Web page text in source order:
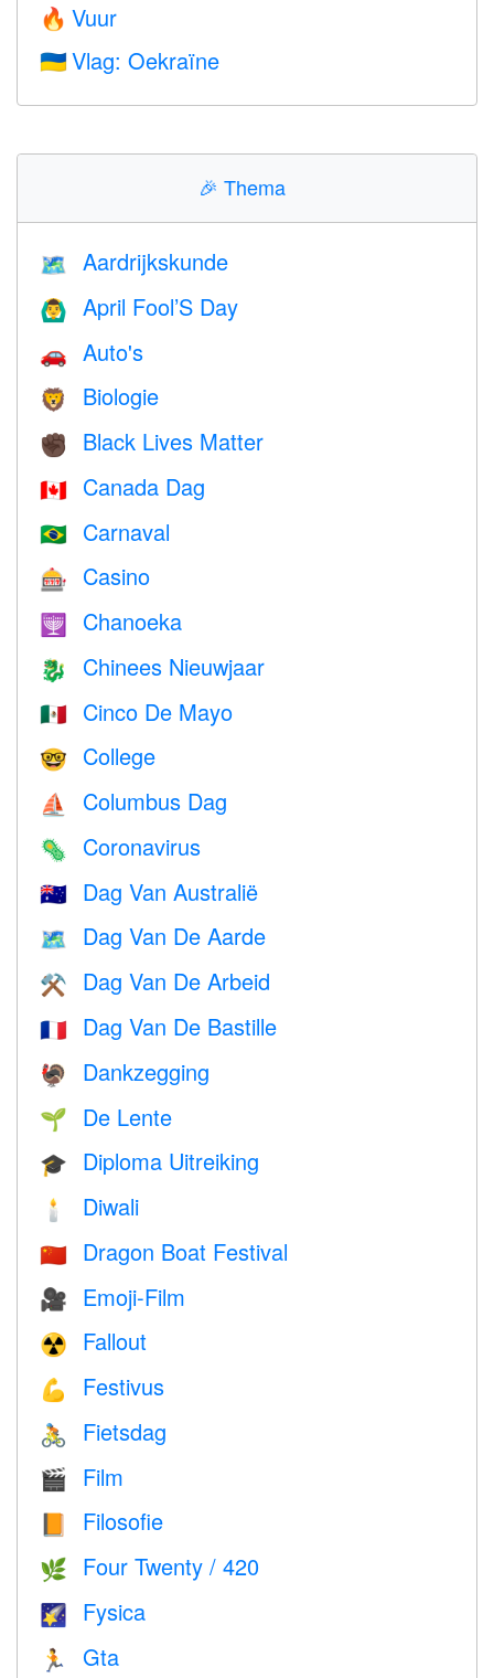
🔥 Vuur
🇺🇦 Vlag: Oekraïne
🎉 Thema
🗺 Aardrijkskunde
🙆‍♂️ April Fool’S Day
🚗 Auto's
🦁 Biologie
✊🏿 Black Lives Matter
🇨🇦 Canada Dag
🇧🇷 Carnaval
🎰 Casino
🕎 Chanoeka
🐉 Chinees Nieuwjaar
🇲🇽 Cinco De Mayo
🤓 College
⛵️ Columbus Dag
🦠 Coronavirus
🇦🇺 Dag Van Australië
🗺️ Dag Van De Aarde
⚒️ Dag Van De Arbeid
🇫🇷 Dag Van De Bastille
🦃 Dankzegging
🌱 De Lente
🎓 Diploma Uitreiking
🕯 Diwali
🇨🇳 Dragon Boat Festival
🎥 Emoji-Film
☢️ Fallout
💪 Festivus
🚴 Fietsdag
🎬 Film
📙 Filosofie
🌿 Four Twenty / 420
🌠 Fysica
🏃 Gta